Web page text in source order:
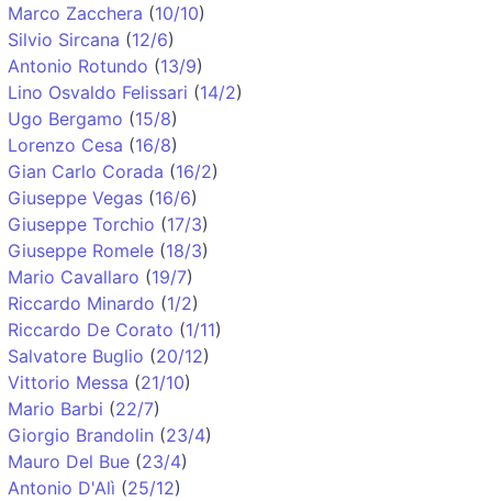
Marco Zacchera (10/10)
Silvio Sircana (12/6)
Antonio Rotundo (13/9)
Lino Osvaldo Felissari (14/2)
Ugo Bergamo (15/8)
Lorenzo Cesa (16/8)
Gian Carlo Corada (16/2)
Giuseppe Vegas (16/6)
Giuseppe Torchio (17/3)
Giuseppe Romele (18/3)
Mario Cavallaro (19/7)
Riccardo Minardo (1/2)
Riccardo De Corato (1/11)
Salvatore Buglio (20/12)
Vittorio Messa (21/10)
Mario Barbi (22/7)
Giorgio Brandolin (23/4)
Mauro Del Bue (23/4)
Antonio D'Alì (25/12)